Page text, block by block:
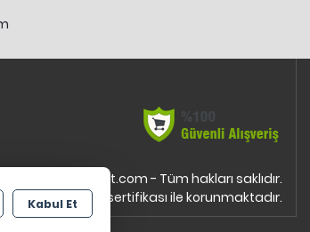
2026 bozkarpet.com - Tüm hakları saklıdır.
256bit SSL sertifikası ile korunmaktadır.
Kabul Et